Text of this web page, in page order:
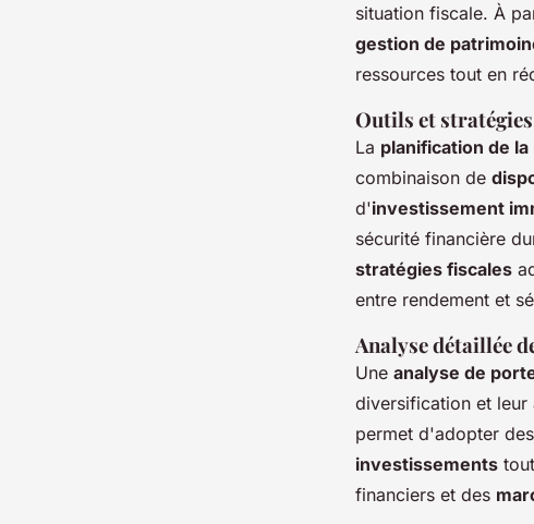
situation fiscale. À
gestion de
ressources tout en
Outils et
La planification de
combinaison de
d'investissement
sécurité financière
stratégies fiscales
entre rendement et
Analyse détaillée
Une analyse de
diversification et leur
permet d'adopter
investissements
financiers et des